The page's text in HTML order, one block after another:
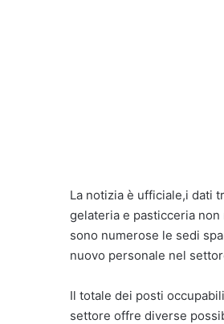
La notizia è ufficiale,i dati
gelateria e pasticceria
sono numerose le sedi
nuovo personale nel
Il totale dei posti
settore offre diverse